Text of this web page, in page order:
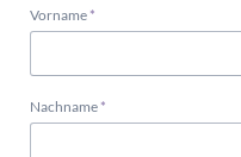
Pflichtfeld
Vorname *
Pflichtfeld
Nachname *